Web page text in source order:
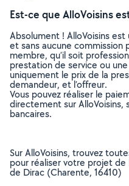
Est-ce que AlloVoisins
Absolument ! AlloVoisins
et sans aucune
membre, qu’il soit
prestation de service ou
uniquement le prix de la
demandeur, et l’offreur.
Vous pouvez réaliser le
directement sur AlloVoisins,
bancaires.
Sur AlloVoisins, trouvez
pour réaliser votre projet de
de Dirac (Charente, 16410)